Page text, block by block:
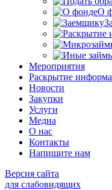
О
Мероприятия
Раскрытие
Новости
Закупки
Услуги
Медиа
О нас
Контакты
Напишите нам
Версия сайта
для слабовидящих